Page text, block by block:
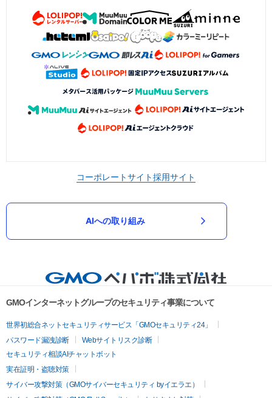
コーポレートサイト採用サイト
AIへの取り組み
GMOインターネットグループのセキュリティ事業について
世界初総合ネットセキュリティサービス「GMOセキュリティ24」
パスワード漏洩診断
Webサイトリスク診断
セキュリティ相談AIチャットボット
実在証明・盗聴対策
サイバー攻撃対策（GMOサイバーセキュリティ byイエラエ）